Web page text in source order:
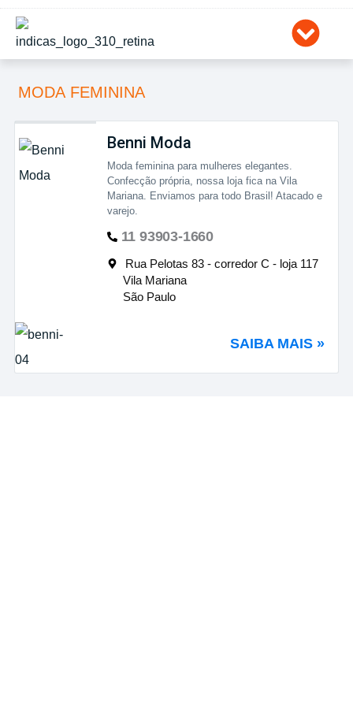
Ir
para
o
conteúdo
MODA FEMININA
Benni Moda
Moda feminina para mulheres elegantes.
Confecção própria, nossa loja fica na Vila
Mariana. Enviamos para todo Brasil! Atacado e
varejo.
11 93903-1660
Rua Pelotas 83 - corredor C - loja 117
Vila Mariana
São Paulo
SAIBA MAIS »